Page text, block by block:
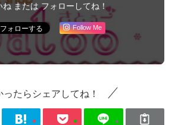
または フォローしてね！
Follow Me
ったらシェアしてね！